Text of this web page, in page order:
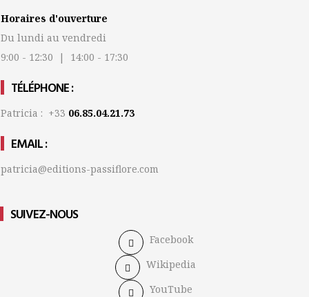
Horaires d'ouverture
Du lundi au vendredi
9:00 - 12:30 | 14:00 - 17:30
TÉLÉPHONE :
Patricia : +33 06.85.04.21.73
EMAIL :
patricia@editions-passiflore.com
SUIVEZ-NOUS
Facebook
Wikipedia
YouTube